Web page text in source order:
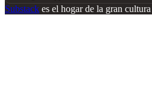
Substack es el hogar de la gran cultura